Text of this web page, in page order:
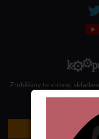
Zrobiliśmy tę stronę,